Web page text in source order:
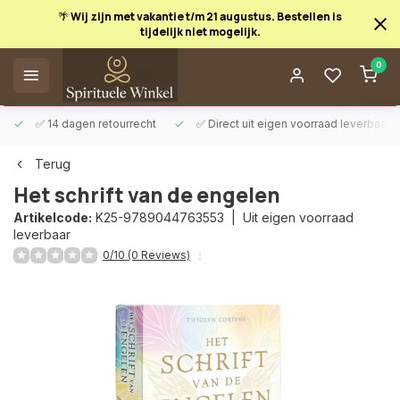
🌴 Wij zijn met vakantie t/m 21 augustus. Bestellen is
tijdelijk niet mogelijk.
0
✅ 14 dagen retourrecht ✅ Direct uit eigen voorraad leverbaar
Afrekenen is uitgeschakeld.
Terug
Het schrift van de engelen
Artikelcode: K25-9789044763553 | Uit eigen voorraad
leverbaar
0/10 (0 Reviews)